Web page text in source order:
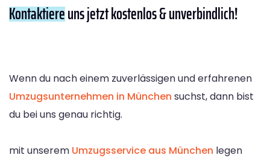
Kontaktiereuns jetzt kostenlos & unverbindlich!
Wenn du nach einem zuverlässigen und erfahrenen
Umzugsunternehmen in München suchst, dann bist
du bei uns genau richtig.
mit unserem Umzugsservice aus München legen